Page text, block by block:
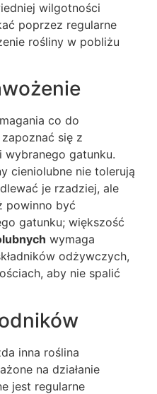
wilgotności
poprzez regularne
rośliny w pobliżu
co do
się z
gatunku.
cieniolubne nie tolerują
je rzadziej, ale
powinno być
gatunku; większość
wymaga
odżywczych,
aby nie spalić
inna roślina
na działanie
jest regularne